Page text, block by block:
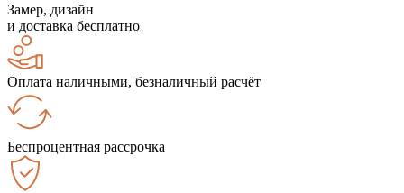
Замер, дизайн
и доставка бесплатно
Оплата наличными, безналичный расчёт
Беспроцентная рассрочка